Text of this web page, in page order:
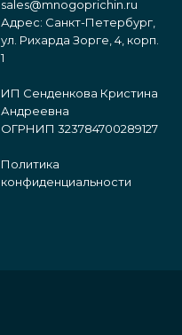
sales@mnogoprichin.ru
Адрес: Санкт-Петербург,
ул. Рихарда Зорге, 4, корп.
1
ИП Сенденкова Кристина
Андреевна
ОГРНИП 323784700289127
Политика
конфиденциальности